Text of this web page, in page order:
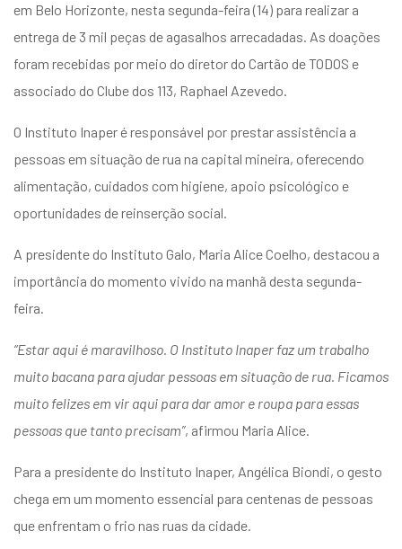
em Belo Horizonte, nesta segunda-feira (14) para realizar a
entrega de 3 mil peças de agasalhos arrecadadas. As doações
foram recebidas por meio do diretor do Cartão de TODOS e
associado do Clube dos 113, Raphael Azevedo.
O Instituto Inaper é responsável por prestar assistência a
pessoas em situação de rua na capital mineira, oferecendo
alimentação, cuidados com higiene, apoio psicológico e
oportunidades de reinserção social.
A presidente do Instituto Galo, Maria Alice Coelho, destacou a
importância do momento vivido na manhã desta segunda-
feira.
“Estar aqui é maravilhoso. O Instituto Inaper faz um trabalho
muito bacana para ajudar pessoas em situação de rua. Ficamos
muito felizes em vir aqui para dar amor e roupa para essas
pessoas que tanto precisam”, afirmou Maria Alice.
Para a presidente do Instituto Inaper, Angélica Biondi, o gesto
chega em um momento essencial para centenas de pessoas
que enfrentam o frio nas ruas da cidade.